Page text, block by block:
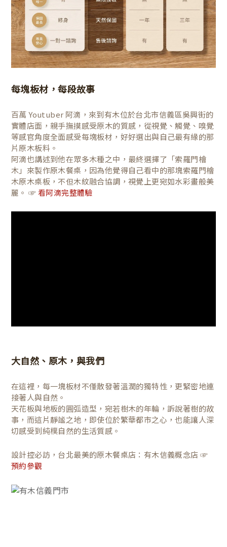
每塊板材，每段故事
百萬 Youtuber 阿滴，來到有木位於台北市信義區吳興街的
實體店面，親手撫摸感受原木的質感，從視覺、觸覺、嗅覺
等感官角度全面感受每塊板材，好好選出與自己最有緣的那
片原木板料。
阿滴也講述到他在眾多木種之中，最終選擇了「索羅門檜
木」來製作原木餐桌，因為他覺得自己看中的那塊索羅門檜
木原木桌板，不但木紋融合協調，視覺上更宛如水彩畫般美
麗。 ☞ 看阿滴完整體驗
大自然、原木，與我們
在這裡，每一塊板材不僅散發著溫潤的獨特性，更緊密地連
接著人與自然。
天花板與地板的圓弧造型，宛若樹木的年輪，訴說著樹的故
事，而這片靜謐之地，即使位於繁華都市之心，也能讓人深
切感受到純樸自然的生活質感。
設計控必訪，台北最美的原木餐桌店：有木信義概念店 ☞
預約參觀